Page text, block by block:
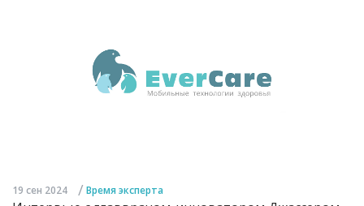
19 сен 2024 / Время эксперта